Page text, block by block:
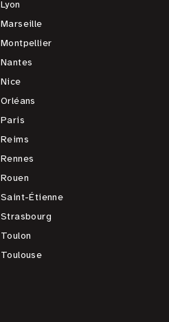
Lyon
Marseille
Montpellier
Nantes
Nice
Orléans
Paris
Reims
Rennes
Rouen
Saint-Étienne
Strasbourg
Toulon
Toulouse